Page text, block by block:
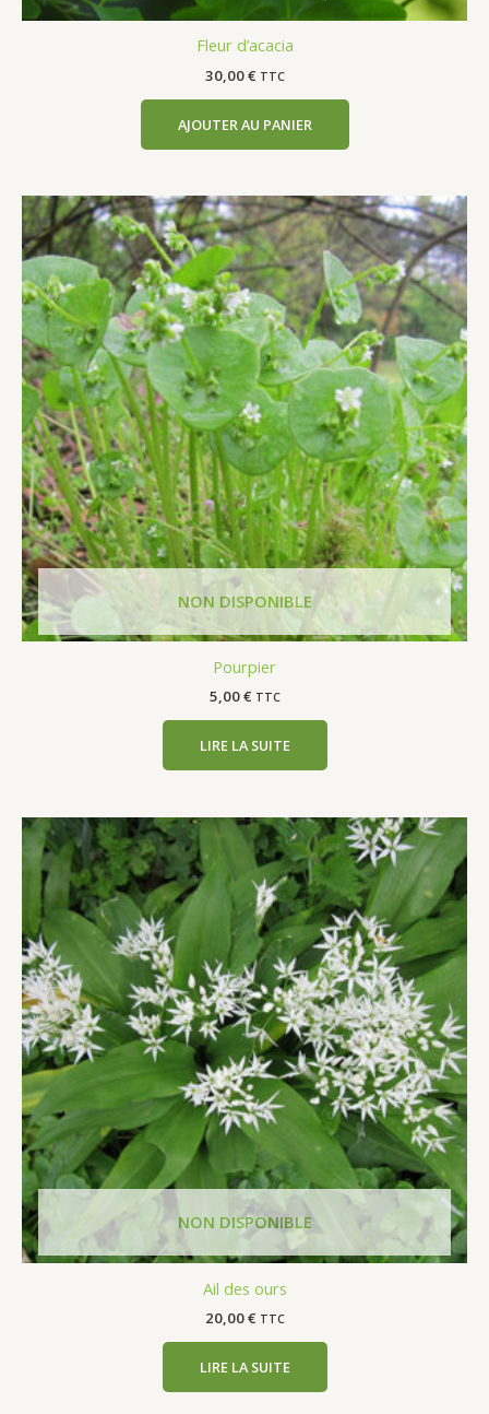
Fleur d’acacia
30,00€ TTC
AJOUTER AU PANIER
Pourpier
5,00€ TTC
LIRE LA SUITE
Ail des ours
20,00€ TTC
LIRE LA SUITE